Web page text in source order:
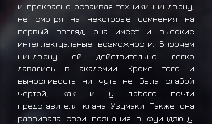
и прекрасно осваивая техники ниндзюцу,
не смотря на некоторые сомнения на
первый взгляд, она имеет и высокие
интеллектуальные возможности. Впрочем
ниндзюцу ей действительно легко
давались в академии. Кроме того и
выносливость ни чуть не была слабой
чертой, как и у любого почти
представителя клана Узумаки. Также она
развивала свои познания в фуиндзюцу.